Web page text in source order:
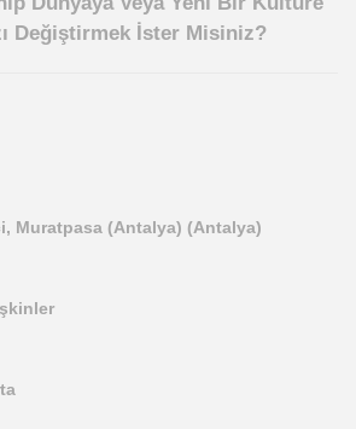
Değiştirmek İster Misiniz?
Muratpasa (Antalya) (Antalya)